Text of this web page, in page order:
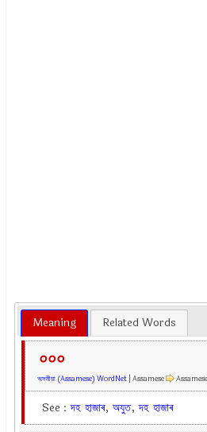
Meaning Related Words
০০০
অসমীয়া (Assamese) WordNet | Assamese
See :দহ হাজাৰ, অযুত,দহ হাজাৰ